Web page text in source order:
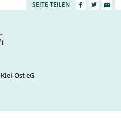
SEITE TEILEN
Ost eG